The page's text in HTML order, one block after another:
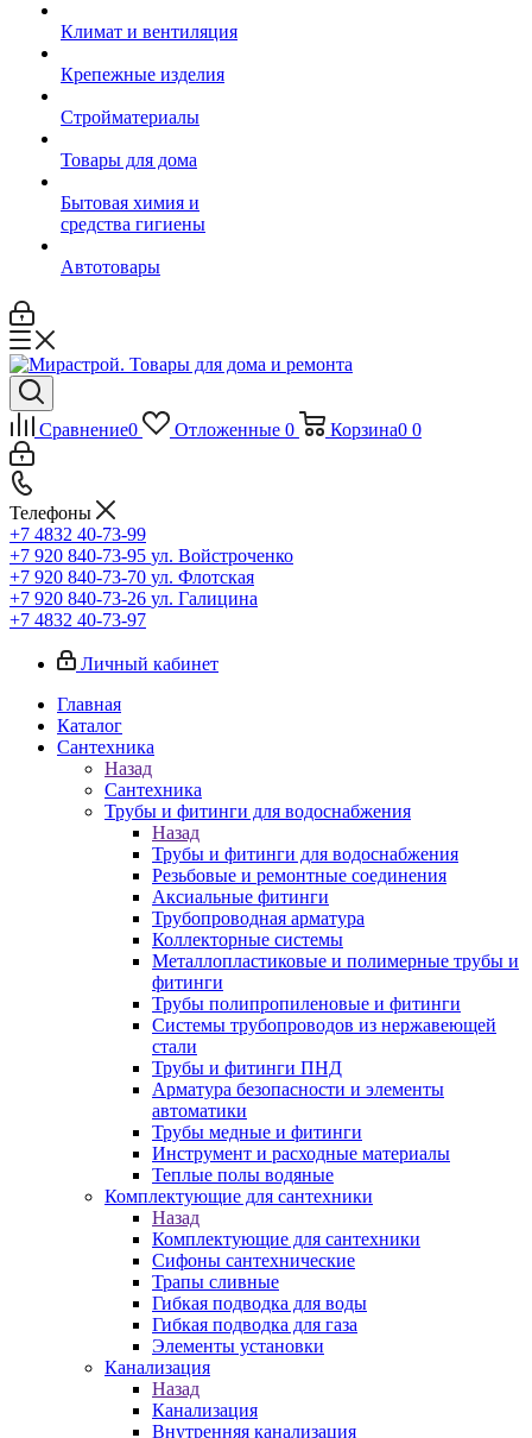
Климат и вентиляция
Крепежные изделия
Стройматериалы
Товары для дома
Бытовая химия и
средства гигиены
Автотовары
Сравнение0 Отложенные 0 Корзина0 0
Телефоны
+7 4832 40-73-99
+7 920 840-73-95 ул. Войстроченко
+7 920 840-73-70 ул. Флотская
+7 920 840-73-26 ул. Галицина
+7 4832 40-73-97
Личный кабинет
Главная
Каталог
Сантехника
Назад
Сантехника
Трубы и фитинги для водоснабжения
Назад
Трубы и фитинги для водоснабжения
Резьбовые и ремонтные соединения
Аксиальные фитинги
Трубопроводная арматура
Коллекторные системы
Металлопластиковые и полимерные трубы и
фитинги
Трубы полипропиленовые и фитинги
Системы трубопроводов из нержавеющей
стали
Трубы и фитинги ПНД
Арматура безопасности и элементы
автоматики
Трубы медные и фитинги
Инструмент и расходные материалы
Теплые полы водяные
Комплектующие для сантехники
Назад
Комплектующие для сантехники
Сифоны сантехнические
Трапы сливные
Гибкая подводка для воды
Гибкая подводка для газа
Элементы установки
Канализация
Назад
Канализация
Внутренняя канализация